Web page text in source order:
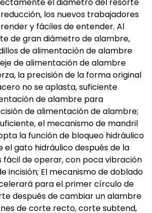
los nuevos trabajadores
y fáciles de entender. Al
de gran diámetro de alambre,
de alimentación de alambre
de alimentación de alambre
la precisión de la forma original
no se aplasta, suficiente
de alambre para
de alimentación de alambre;
el mecanismo de mandril
la función de bloqueo hidráulico
el gato hidráulico después de la
fácil de operar, con poca vibración
incisión; El mecanismo de doblado
para el primer círculo de
después de cambiar un alambre
de corte recto, corte subtend,